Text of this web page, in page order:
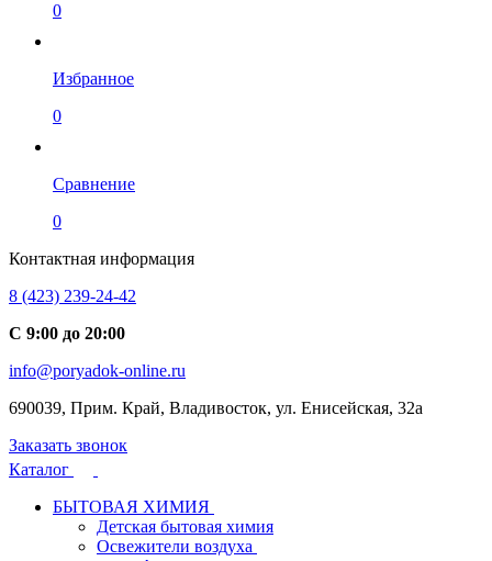
0
Избранное
0
Сравнение
0
Контактная информация
8 (423) 239-24-42
С 9:00 до 20:00
info@poryadok-online.ru
690039, Прим. Край, Владивосток, ул. Енисейская, 32а
Заказать звонок
Каталог
БЫТОВАЯ ХИМИЯ
Детская бытовая химия
Освежители воздуха